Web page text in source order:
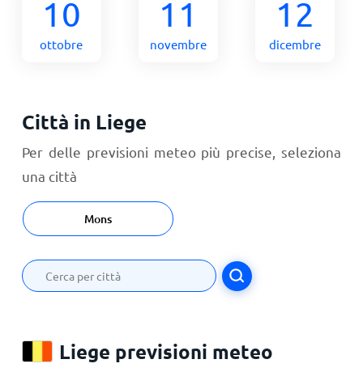
10
ottobre
11
novembre
12
dicembre
Città in Liege
Per delle previsioni meteo più precise, seleziona
una città
Mons
Liege previsioni meteo